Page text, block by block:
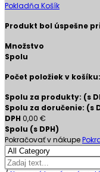
Pokladňa Košík
Produkt bol úspešne
Množstvo
Spolu
Počet položiek v košíku:
Spolu za produkty: (s
Spolu za doručenie: (s
DPH 0,00 €
Spolu (s DPH)
Pokračovať v nákupe